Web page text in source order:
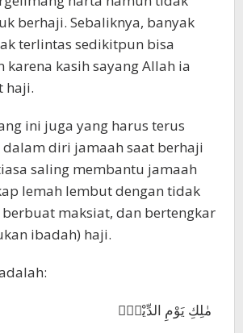
berhaji. Sebaliknya, banyak
terlintas sedikitpun bisa
karena kasih sayang Allah ia
haji.
ini juga yang harus terus
diri jamaah saat berhaji
saling membantu jamaah
lemah lembut dengan tidak
maksiat, dan bertengkar
ibadah) haji.